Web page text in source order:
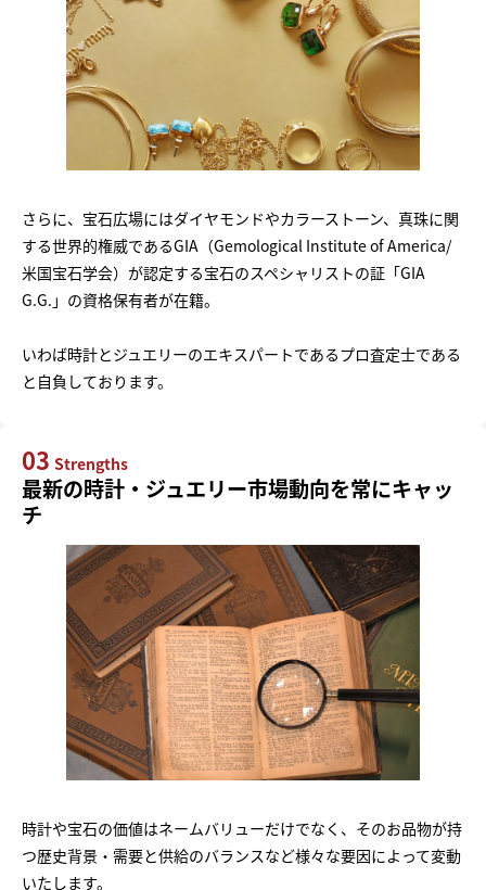
さらに、宝石広場にはダイヤモンドやカラーストーン、真珠に関
する世界的権威であるGIA（Gemological Institute of America/
米国宝石学会）が認定する宝石のスペシャリストの証「GIA
G.G.」の資格保有者が在籍。
いわば時計とジュエリーのエキスパートであるプロ査定士である
と自負しております。
03 Strengths
最新の時計・ジュエリー市場動向を常にキャッ
チ
時計や宝石の価値はネームバリューだけでなく、そのお品物が持
つ歴史背景・需要と供給のバランスなど様々な要因によって変動
いたします。